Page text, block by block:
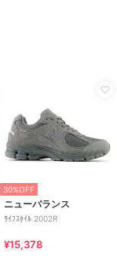
30%OFF
ニューバランス
ﾗｲﾌｽﾀｲﾙ 2002R
¥15,378